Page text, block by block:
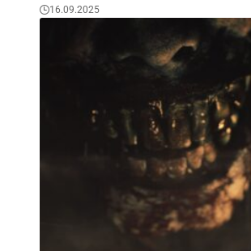
16.09.2025